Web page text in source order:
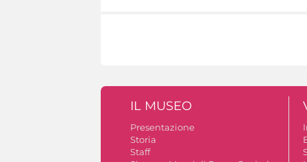
IL MUSEO
Presentazione
Storia
Staff